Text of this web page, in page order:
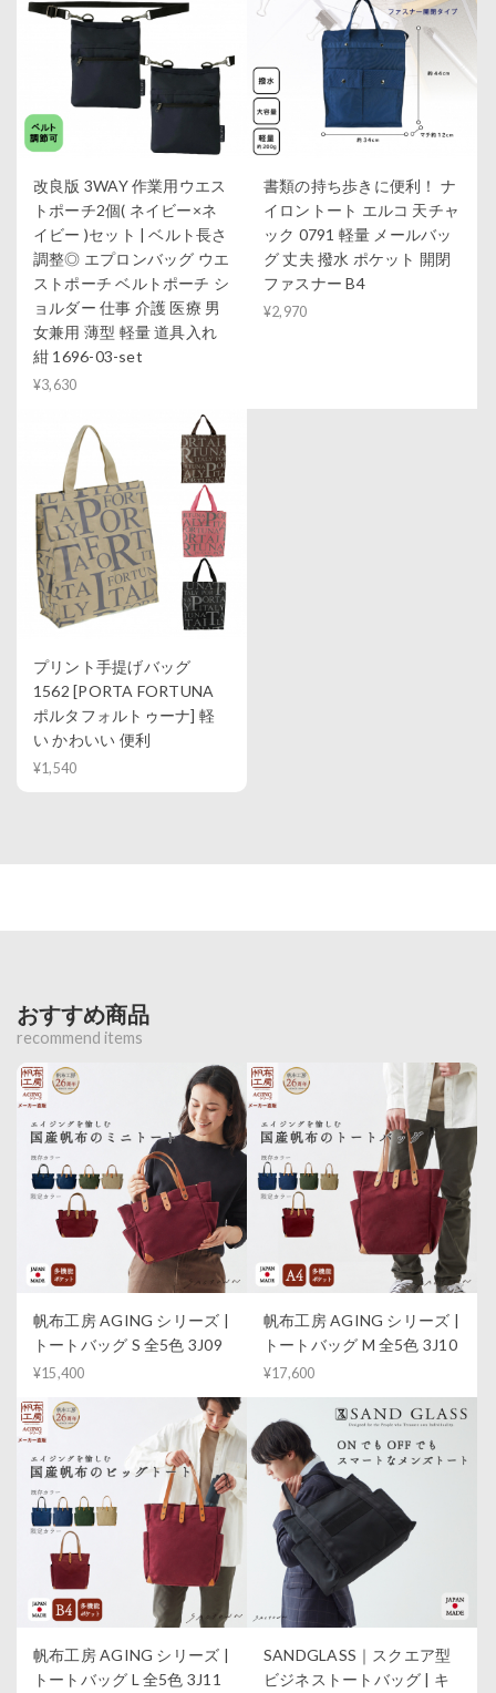
改良版 3WAY 作業用ウエス
トポーチ2個( ネイビー×ネ
イビー )セット | ベルト長さ
調整◎ エプロンバッグ ウエ
ストポーチ ベルトポーチ シ
ョルダー 仕事 介護 医療 男
女兼用 薄型 軽量 道具入れ
紺 1696-03-set
¥3,630
書類の持ち歩きに便利！ ナ
イロントート エルコ 天チャ
ック 0791 軽量 メールバッ
グ 丈夫 撥水 ポケット 開閉
ファスナー B4
¥2,970
プリント手提げバッグ
1562 [PORTA FORTUNA
ポルタフォルトゥーナ] 軽
い かわいい 便利
¥1,540
おすすめ商品
recommend items
帆布工房 AGING シリーズ |
トートバッグ S 全5色 3J09
¥15,400
帆布工房 AGING シリーズ |
トートバッグ M 全5色 3J10
¥17,600
帆布工房 AGING シリーズ |
トートバッグ L 全5色 3J11
SANDGLASS｜スクエア型
ビジネストートバッグ | キ